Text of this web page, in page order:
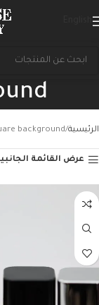
الرئيسية background
عرض القائمة